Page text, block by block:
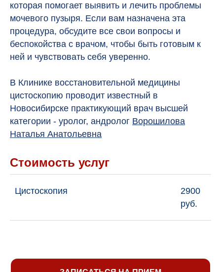
которая помогает выявить и лечить проблемы
мочевого пузыря. Если вам назначена эта
процедура, обсудите все свои вопросы и
беспокойства с врачом, чтобы быть готовым к
ней и чувствовать себя уверенно.
В Клинике восстановительной медицины
цистоскопию проводит известный в
Новосибирске практикующий врач высшей
категории - уролог, андролог Ворошилова
Наталья Анатольевна
Стоимость услуг
Цистоскопия
2900
руб.